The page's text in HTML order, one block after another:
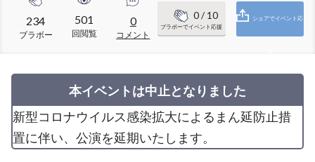
234
ブラボー
501
回閲覧
0
コメント
0/ 10
ブラボーでイベント応援
シェアでイベント応
本イベントは中止となりました
新型コロナウイルス感染拡大によるまん延防止措
置に伴い、公演を延期いたします。